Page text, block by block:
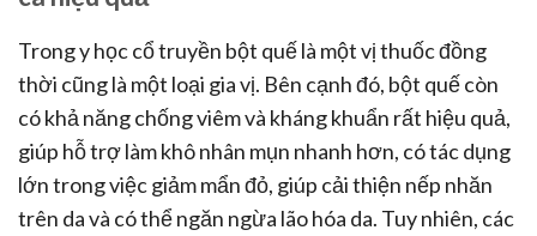
Trong y học cổ truyền bột quế là một vị thuốc đồng
thời cũng là một loại gia vị. Bên cạnh đó, bột quế còn
có khả năng chống viêm và kháng khuẩn rất hiệu quả,
giúp hỗ trợ làm khô nhân mụn nhanh hơn, có tác dụng
lớn trong việc giảm mẩn đỏ, giúp cải thiện nếp nhăn
trên da và có thể ngăn ngừa lão hóa da. Tuy nhiên, các